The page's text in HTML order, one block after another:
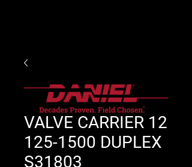
VALVE CARRIER 12
125-1500 DUPLEX
S31803